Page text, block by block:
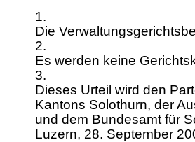
1.
Die
2.
Es werden keine
3.
Dieses Urteil wird den
Kantons Solothurn, der
und dem Bundesamt für
Luzern, 28. September